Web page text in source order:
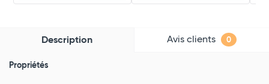
Description Avis clients 0
Propriétés